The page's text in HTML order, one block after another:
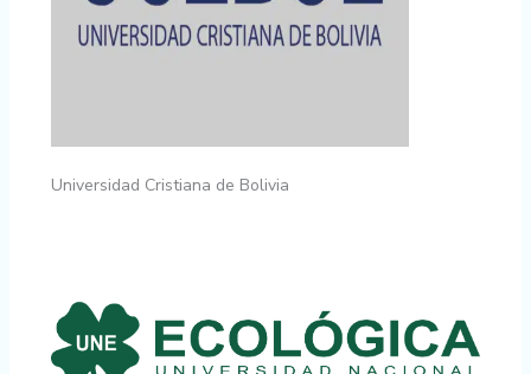
Universidad Cristiana de Bolivia